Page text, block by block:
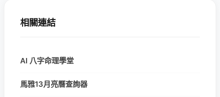
相關連結
AI 八字命理學堂
馬雅13月亮曆查詢器